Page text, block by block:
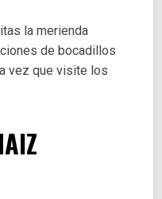
la merienda
de bocadillos
vez que visite los